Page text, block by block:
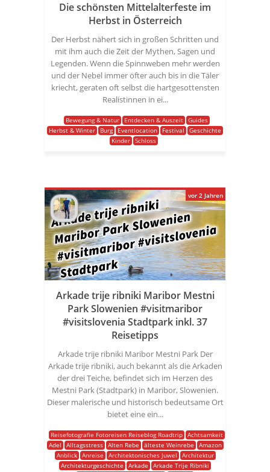
Die schönsten Mittelalterfeste im
Herbst in Österreich
Der Herbst nähert sich in großen Schritten und
mit ihm auch die Zeit der Mythen, Sagen und
Legenden. Wenn die Spinnweben mehr werden
und der Nebel immer öfter auch bis in die Täler
kriecht, geraten oft selbst die hartgesottensten
Realistinnen in ei...
Bewegung & Natur Entdecken & Auszeit
Guides
Herbst & Winter
Burg Eventlocation Festival
Geschichte
Kinder
Schloss
Arkade trije ribniki Maribor Mestni
Park Slowenien #visitmaribor
#visitslovenia Stadtpark inkl. 37
Reisetipps
Arkade trije ribniki Maribor Mestni Park Der
Arkade trije ribniki, auch bekannt als die Arkaden
der drei Teiche, befindet sich im Herzen des
Mestni Park (Stadtpark) in Maribor, Slowenien.
Dieser malerische und historisch bedeutsame Ort
bietet eine ein...
Reisefotografie Fotoreisen Reiseblog Roadtrip
Achtsamkeit
Adel
Alltagsstress Alten Rebe älteste Weinrebe
Amazon
Anblick
Anreise Architektonisches Juwel
Architektur
Architekturgeschichte
Arkade
Arkade Trije Ribniki
vor 2 Jahren